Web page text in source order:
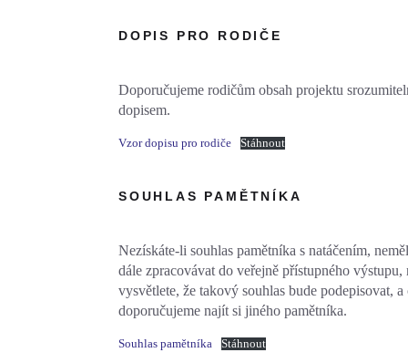
DOPIS PRO RODIČE
Doporučujeme rodičům obsah projektu
dopisem.
Vzor dopisu pro rodiče Stáhnout
SOUHLAS PAMĚTNÍKA
Nezískáte-li souhlas pamětníka s natáčením,
dále zpracovávat do veřejně přístupného
vysvětlete, že takový souhlas bude podepisovat,
doporučujeme najít si jiného pamětníka.
Souhlas pamětníka Stáhnout